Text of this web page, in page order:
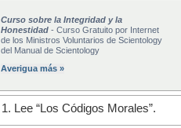
Curso sobre la Integridad y la
Honestidad - Curso Gratuito por Internet
de los Ministros Voluntarios de Scientology
del Manual de Scientology
Averigua más »
1. Lee “Los Códigos Morales”.